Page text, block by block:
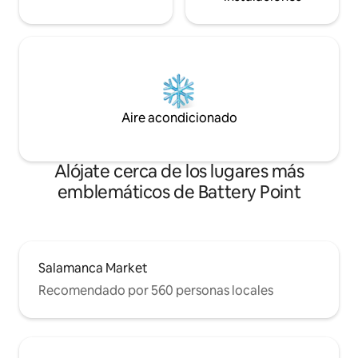
Aire acondicionado
Alójate cerca de los lugares más
emblemáticos de Battery Point
Salamanca Market
Recomendado por 560 personas locales